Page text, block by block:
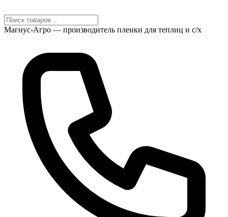
Магнус-Агро — производитель пленки для теплиц и с/х